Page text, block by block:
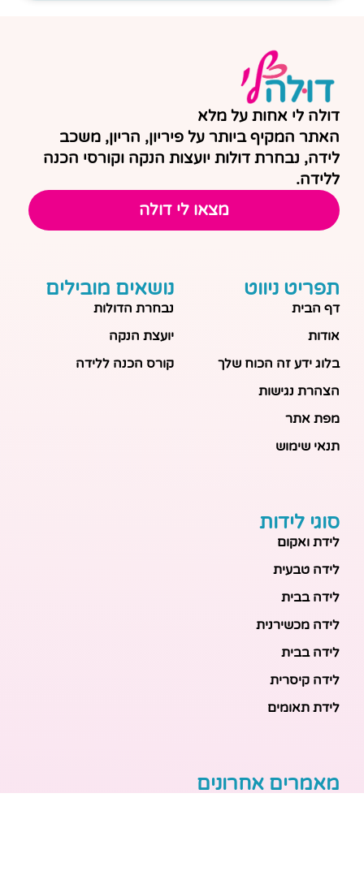
דולה לי אחות על מלא
האתר המקיף ביותר על פיריון, הריון, משכב
לידה, נבחרת דולות יועצות הנקה וקורסי הכנה
ללידה.
מצאו לי דולה
תפריט ניווט
דף הבית
אודות
בלוג ידע זה הכוח שלך
הצהרת נגישות
מפת אתר
תנאי שימוש
נושאים מובילים
נבחרת הדולות
יועצת הנקה
קורס הכנה ללידה
סוגי לידות
לידת ואקום
לידה טבעית
לידה בבית
לידה מכשירנית
לידה בבית
לידה קיסרית
לידת תאומים
מאמרים אחרונים